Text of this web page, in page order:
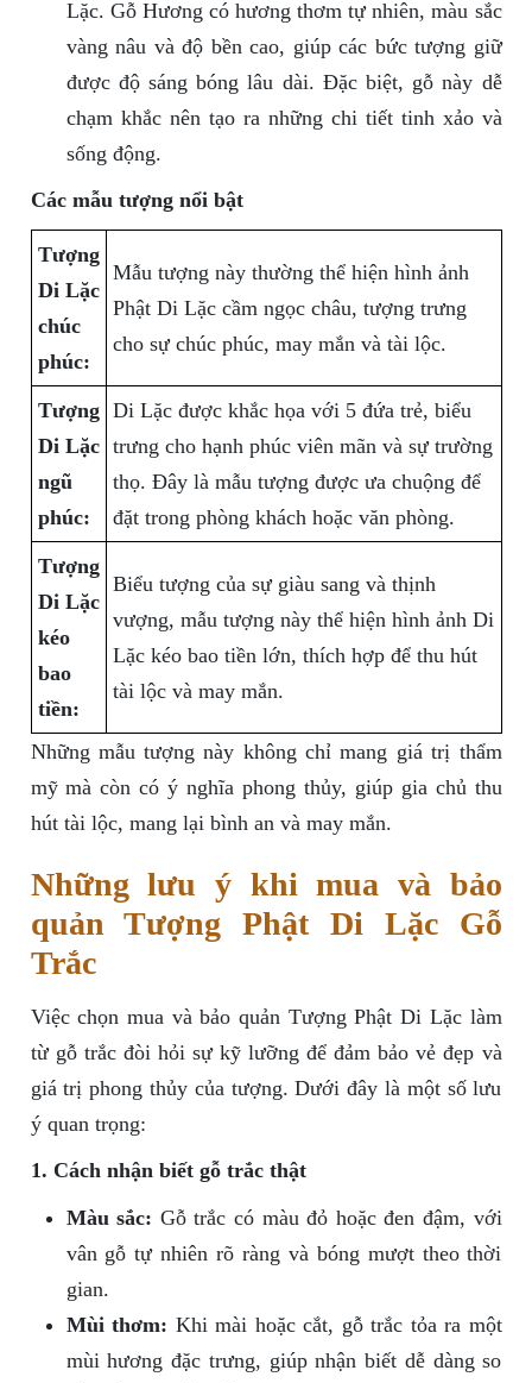
Lặc. Gỗ Hương có hương thơm tự nhiên, màu sắc
vàng nâu và độ bền cao, giúp các bức tượng giữ
được độ sáng bóng lâu dài. Đặc biệt, gỗ này dễ
chạm khắc nên tạo ra những chi tiết tinh xảo và
sống động.
Các mẫu tượng nổi bật
Tượng
Di Lặc
chúc
phúc:
Mẫu tượng này thường thể hiện hình ảnh
Phật Di Lặc cầm ngọc châu, tượng trưng
cho sự chúc phúc, may mắn và tài lộc.
Tượng
Di Lặc
ngũ
phúc:
Di Lặc được khắc họa với 5 đứa trẻ, biểu
trưng cho hạnh phúc viên mãn và sự trường
thọ. Đây là mẫu tượng được ưa chuộng để
đặt trong phòng khách hoặc văn phòng.
Tượng
Di Lặc
kéo
bao
tiền:
Biểu tượng của sự giàu sang và thịnh
vượng, mẫu tượng này thể hiện hình ảnh Di
Lặc kéo bao tiền lớn, thích hợp để thu hút
tài lộc và may mắn.
Những mẫu tượng này không chỉ mang giá trị thẩm
mỹ mà còn có ý nghĩa phong thủy, giúp gia chủ thu
hút tài lộc, mang lại bình an và may mắn.
Những lưu ý khi mua và bảo
quản Tượng Phật Di Lặc Gỗ
Trắc
Việc chọn mua và bảo quản Tượng Phật Di Lặc làm
từ gỗ trắc đòi hỏi sự kỹ lưỡng để đảm bảo vẻ đẹp và
giá trị phong thủy của tượng. Dưới đây là một số lưu
ý quan trọng:
1. Cách nhận biết gỗ trắc thật
Màu sắc: Gỗ trắc có màu đỏ hoặc đen đậm, với
vân gỗ tự nhiên rõ ràng và bóng mượt theo thời
gian.
Mùi thơm: Khi mài hoặc cắt, gỗ trắc tỏa ra một
mùi hương đặc trưng, giúp nhận biết dễ dàng so